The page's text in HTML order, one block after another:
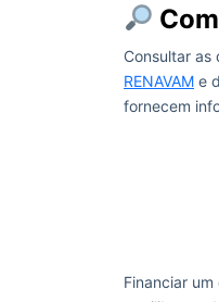
Consultar as
RENAVAM e
fornecem
Financiar